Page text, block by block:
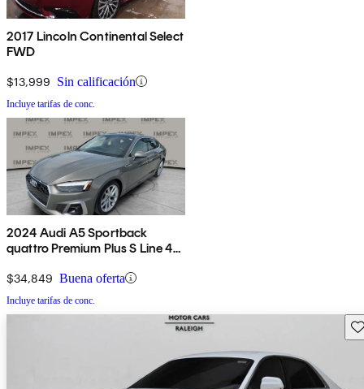
2017 Lincoln Continental Select
FWD
$13,999 Sin calificación
Incluye tarifas de conc.
2024 Audi A5 Sportback
quattro Premium Plus S Line 45
$34,849 Buena oferta
Incluye tarifas de conc.